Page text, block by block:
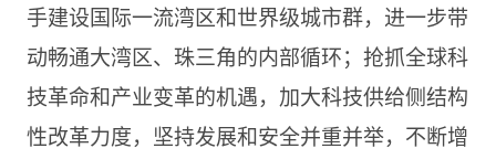
手建设国际一流湾区和世界级城市群，进一步带
动畅通大湾区、珠三角的内部循环；抢抓全球科
技革命和产业变革的机遇，加大科技供给侧结构
性改革力度，坚持发展和安全并重并举，不断增